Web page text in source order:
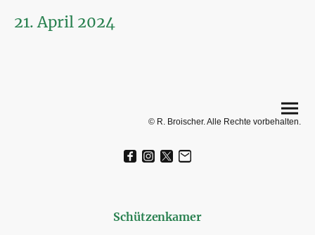
21. April 2024
© R. Broischer. Alle Rechte vorbehalten.
Schützenkamer